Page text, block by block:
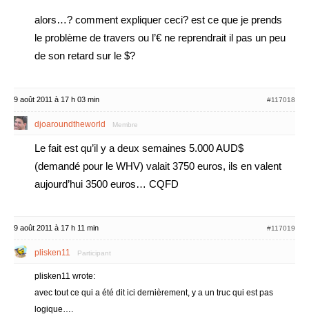
alors…? comment expliquer ceci? est ce que je prends
le problème de travers ou l’€ ne reprendrait il pas un peu
de son retard sur le $?
9 août 2011 à 17 h 03 min #117018
djoaroundtheworld Membre
Le fait est qu’il y a deux semaines 5.000 AUD$
(demandé pour le WHV) valait 3750 euros, ils en valent
aujourd’hui 3500 euros… CQFD
9 août 2011 à 17 h 11 min #117019
plisken11 Participant
plisken11 wrote:
avec tout ce qui a été dit ici dernièrement, y a un truc qui est pas
logique….